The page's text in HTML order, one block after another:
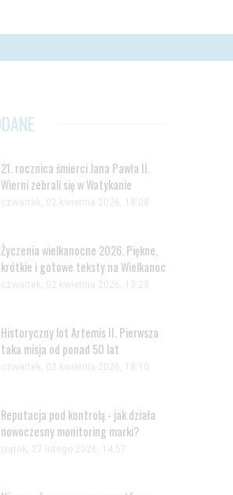
21. rocznica śmierci Jana Pawła II.
Wierni zebrali się w Watykanie
czwartek, 02 kwietnia 2026, 18:08
Życzenia wielkanocne 2026. Piękne,
krótkie i gotowe teksty na Wielkanoc
czwartek, 02 kwietnia 2026, 13:28
Historyczny lot Artemis II. Pierwsza
taka misja od ponad 50 lat
czwartek, 02 kwietnia 2026, 18:10
Reputacja pod kontrolą - jak działa
nowoczesny monitoring marki?
piątek, 27 lutego 2026, 14:57